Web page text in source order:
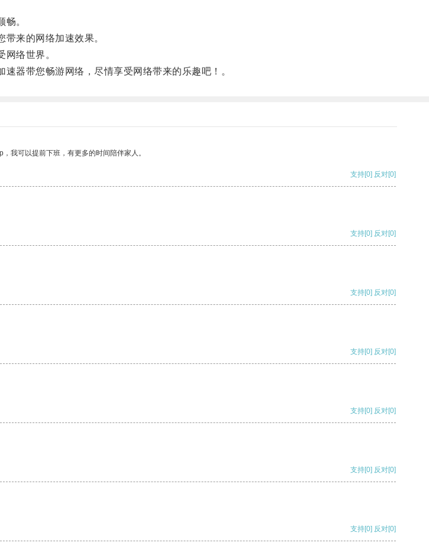
。
来的网络加速效果。
络世界。
器带您畅游网络，尽情享受网络带来的乐趣吧！。
我可以提前下班，有更多的时间陪伴家人。
支持[0] 反对[0]
支持[0] 反对[0]
支持[0] 反对[0]
支持[0] 反对[0]
支持[0] 反对[0]
支持[0] 反对[0]
支持[0] 反对[0]